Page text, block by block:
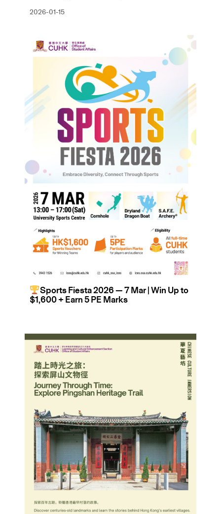
2026-01-15
Sports Fiesta 2026 — 7 Mar | Win Up to
$1,600 + Earn 5 PE Marks